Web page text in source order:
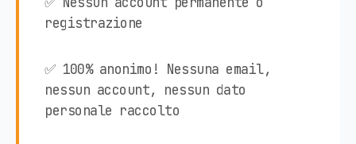
registrazione
✅ 100% anonimo! Nessuna email,
nessun account, nessun dato
personale raccolto